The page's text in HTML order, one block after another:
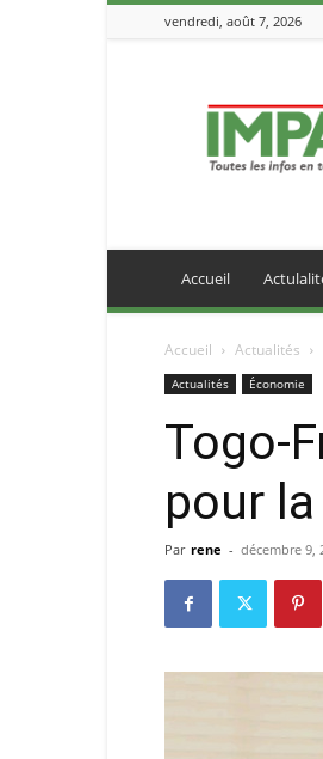
vendredi, août 7, 2026
Accueil
Accueil Actualités
Actualités Économie
Togo-
pour
Par rene - décembre 9,